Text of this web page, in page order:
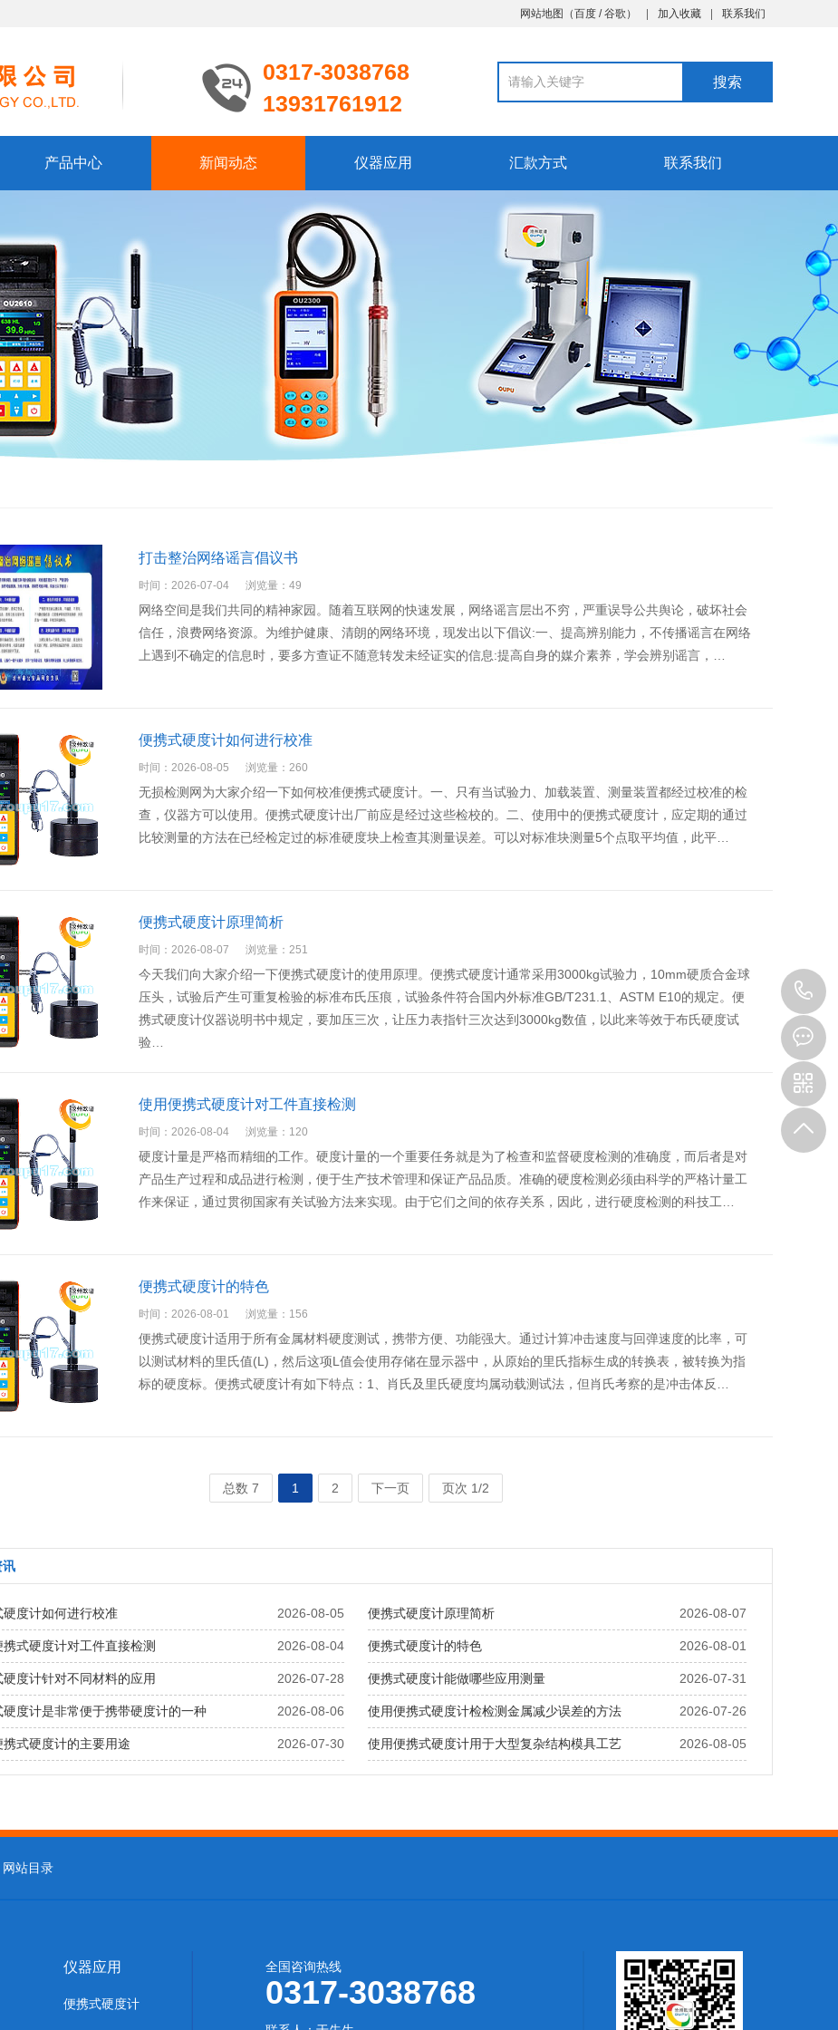
网站地图 （百度 /谷歌 ） 加入收藏 联系我们
0317-3038768
13931761912
产品中心 新闻动态 仪器应用 汇款方式 联系我们
打击整治网络谣言倡议书
时间：2026-07-04 浏览量：49
网络空间是我们共同的精神家园。随着互联网的快速发展，网络谣言层出不穷，严重误导公共舆论，破坏社会
信任，浪费网络资源。为维护健康、清朗的网络环境，现发出以下倡议:一、提高辨别能力，不传播谣言在网络
上遇到不确定的信息时，要多方查证不随意转发未经证实的信息:提高自身的媒介素养，学会辨别谣言，…
便携式硬度计如何进行校准
时间：2026-08-05 浏览量：260
无损检测网为大家介绍一下如何校准便携式硬度计。一、只有当试验力、加载装置、测量装置都经过校准的检
查，仪器方可以使用。便携式硬度计出厂前应是经过这些检校的。二、使用中的便携式硬度计，应定期的通过
比较测量的方法在已经检定过的标准硬度块上检查其测量误差。可以对标准块测量5个点取平均值，此平…
便携式硬度计原理简析
时间：2026-08-07 浏览量：251
今天我们向大家介绍一下便携式硬度计的使用原理。便携式硬度计通常采用3000kg试验力，10mm硬质合金球
压头，试验后产生可重复检验的标准布氏压痕，试验条件符合国内外标准GB/T231.1、ASTM E10的规定。便
携式硬度计仪器说明书中规定，要加压三次，让压力表指针三次达到3000kg数值，以此来等效于布氏硬度试
验…
使用便携式硬度计对工件直接检测
时间：2026-08-04 浏览量：120
硬度计量是严格而精细的工作。硬度计量的一个重要任务就是为了检查和监督硬度检测的准确度，而后者是对
产品生产过程和成品进行检测，便于生产技术管理和保证产品品质。准确的硬度检测必须由科学的严格计量工
作来保证，通过贯彻国家有关试验方法来实现。由于它们之间的依存关系，因此，进行硬度检测的科技工…
便携式硬度计的特色
时间：2026-08-01 浏览量：156
便携式硬度计适用于所有金属材料硬度测试，携带方便、功能强大。通过计算冲击速度与回弹速度的比率，可
以测试材料的里氏值(L)，然后这项L值会使用存储在显示器中，从原始的里氏指标生成的转换表，被转换为指
标的硬度标。便携式硬度计有如下特点：1、肖氏及里氏硬度均属动载测试法，但肖氏考察的是冲击体反…
总数 7 1 2 下一页 页次 1/2
讯
2026-08-05
硬度计如何进行校准 2026-08-07
便携式硬度计原理简析
2026-08-04
携式硬度计对工件直接检测 2026-08-01
便携式硬度计的特色
2026-07-28
硬度计针对不同材料的应用 2026-07-31
便携式硬度计能做哪些应用测量
2026-08-06
硬度计是非常便于携带硬度计的一种 2026-07-26
使用便携式硬度计检检测金属减少误差的方法
2026-07-30
携式硬度计的主要用途 2026-08-05
使用便携式硬度计用于大型复杂结构模具工艺
网站目录
仪器应用
便携式硬度计
全国咨询热线
0317-3038768